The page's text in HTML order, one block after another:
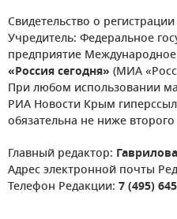
Свидетельство о
Учредитель: Федеральное
предприятие
«Россия сегодня» (МИА
При любом использовании
РИА Новости Крым
обязательна не ниже второго
Главный редактор:
Адрес электронной почты
Телефон Редакции: 7 (495)